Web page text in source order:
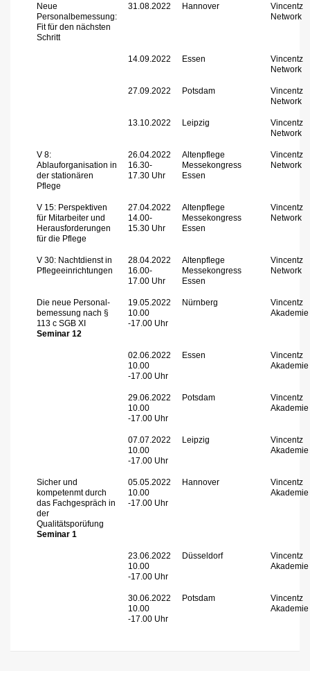
Neue
Personalbemessung:
Fit für den nächsten
Schritt
31.08.2022 Hannover
Vincentz
Network
14.09.2022 Essen
Vincentz
Network
27.09.2022 Potsdam
Vincentz
Network
13.10.2022 Leipzig
Vincentz
Network
V 8:
Ablauforganisation in
der stationären
Pflege
26.04.2022
16.30-
17.30 Uhr
Altenpflege
Messekongress
Essen
Vincentz
Network
V 15: Perspektiven
für Mitarbeiter und
Herausforderungen
für die Pflege
27.04.2022
14.00-
15.30 Uhr
Altenpflege
Messekongress
Essen
Vincentz
Network
V 30: Nachtdienst in
Pflegeeinrichtungen
28.04.2022
16.00-
17.00 Uhr
Altenpflege
Messekongress
Essen
Vincentz
Network
Die neue Personal-
bemessung nach §
113 c SGB XI
Seminar 12
19.05.2022
10.00
-17.00 Uhr
Nürnberg
Vincentz
Akademie
02.06.2022
10.00
-17.00 Uhr
Essen
Vincentz
Akademie
29.06.2022
10.00
-17.00 Uhr
Potsdam
Vincentz
Akademie
07.07.2022
10.00
-17.00 Uhr
Leipzig
Vincentz
Akademie
Sicher und
kompetenmt durch
das Fachgespräch in
der
Qualitätsporüfung
Seminar 1
05.05.2022
10.00
-17.00 Uhr
Hannover
Vincentz
Akademie
23.06.2022
10.00
-17.00 Uhr
Düsseldorf
Vincentz
Akademie
30.06.2022
10.00
-17.00 Uhr
Potsdam
Vincentz
Akademie